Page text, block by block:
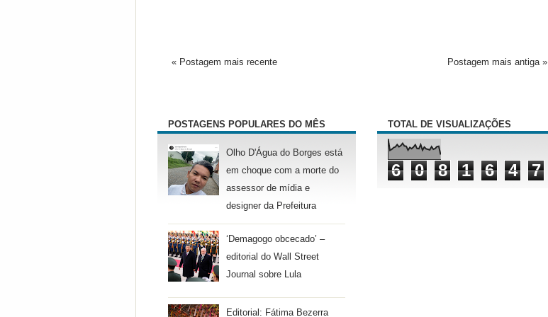
« Postagem mais recente Postagem mais antiga »
POSTAGENS POPULARES DO MÊS
Olho D'Água do Borges está
em choque com a morte do
assessor de mídia e
designer da Prefeitura
‘Demagogo obcecado’ –
editorial do Wall Street
Journal sobre Lula
Editorial: Fátima Bezerra
TOTAL DE VISUALIZAÇÕES
6 0 8 1 6 4 7